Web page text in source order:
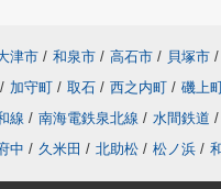
津市 / 和泉市 / 高石市 / 貝塚市 /
/ 加守町 / 取石 / 西之内町 / 磯上
線 / 南海電鉄泉北線 / 水間鉄道 /
中 / 久米田 / 北助松 / 松ノ浜 /